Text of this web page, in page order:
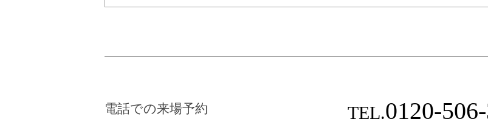
住宅建築・リフォーム等の契約・工事・アフターサービスの提供
サービス向上のためのアンケート調査
電話での来場予約 TEL.0120-